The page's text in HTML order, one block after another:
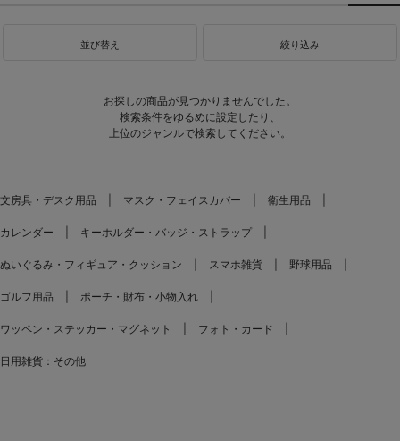
並び替え 絞り込み
お探しの商品が見つかりませんでした。
検索条件をゆるめに設定したり、
上位のジャンルで検索してください。
文房具・デスク用品 マスク・フェイスカバー 衛生用品
カレンダー キーホルダー・バッジ・ストラップ
ぬいぐるみ・フィギュア・クッション スマホ雑貨 野球用品
ゴルフ用品 ポーチ・財布・小物入れ
ワッペン・ステッカー・マグネット フォト・カード
日用雑貨：その他